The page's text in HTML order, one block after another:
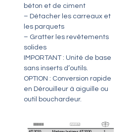
béton et de ciment
– Détacher les carreaux et
les parquets
– Gratter les revêtements
solides
IMPORTANT : Unité de base
sans inserts d’outils.
OPTION : Conversion rapide
en Dérouilleur à aiguille ou
outil bouchardeur.